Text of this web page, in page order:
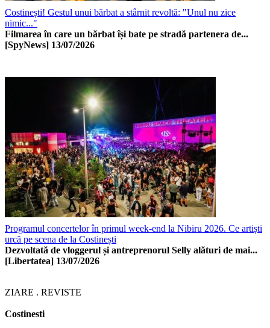
Costinești! Gestul unui bărbat a stârnit revoltă: "Unul nu zice
nimic..."
Filmarea în care un bărbat își bate pe stradă partenera de...
[SpyNews] 13/07/2026
Programul concertelor în primul week-end la Nibiru 2026. Ce artiști
urcă pe scena de la Costinești
Dezvoltată de vloggerul și antreprenorul Selly alături de mai...
[Libertatea] 13/07/2026
ZIARE . REVISTE
Costinesti